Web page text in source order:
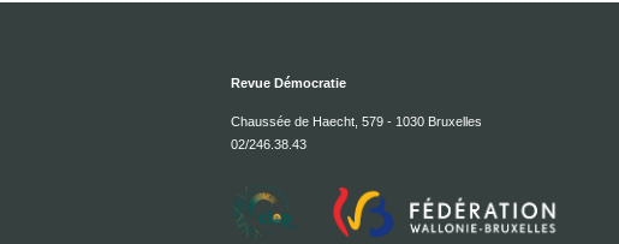
Revue Démocratie
Chaussée de Haecht, 579 - 1030 Bruxelles
02/246.38.43